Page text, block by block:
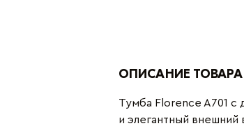
ОПИСАНИЕ ТОВАРА
Тумба Florence A701 с
и элегантный внешний